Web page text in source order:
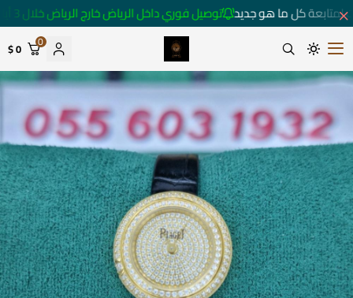
كل ما هو جديد توصيل فوري داخل الرياض خارج الرياض خلال 3 أيام 🚚
متجر ساعات رومانس
0
0 $